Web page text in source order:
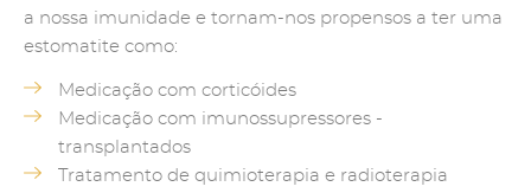
a nossa imunidade e tornam-nos propensos a ter uma
estomatite como:
Medicação com corticóides
Medicação com imunossupressores -
transplantados
Tratamento de quimioterapia e radioterapia